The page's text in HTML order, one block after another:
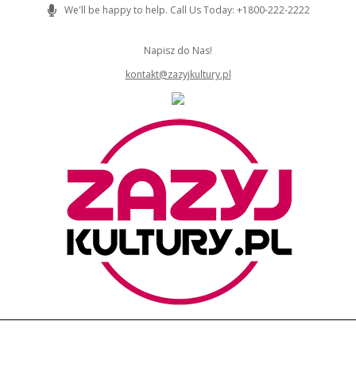
We'll be happy to help. Call Us Today: +1800-222-2222
Napisz do Nas!
kontakt@zazyjkultury.pl
ZAZYJKULTURY